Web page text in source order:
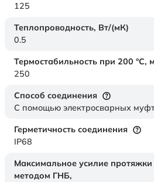
125
Теплопроводность, Вт/(мК)
0.5
Термостабильность при 200 °С,
250
Способ соединения
С помощью электросварных
Герметичность соединения
IP68
Максимальное усилие
методом ГНБ,